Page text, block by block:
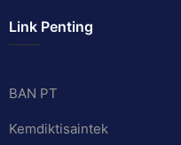
Link Penting
BAN PT
Kemdiktisaintek